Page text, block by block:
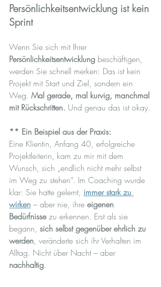
Persönlichkeitsentwicklung ist kein
Sprint
Wenn Sie sich mit Ihrer
Persönlichkeitsentwicklung beschäftigen,
werden Sie schnell merken: Das ist kein
Projekt mit Start und Ziel, sondern ein
Weg. Mal gerade, mal kurvig, manchmal
mit Rückschritten. Und genau das ist okay.
** Ein Beispiel aus der Praxis:
Eine Klientin, Anfang 40, erfolgreiche
Projektleiterin, kam zu mir mit dem
Wunsch, sich „endlich nicht mehr selbst
im Weg zu stehen“. Im Coaching wurde
klar: Sie hatte gelernt, immer stark zu
wirken – aber nie, ihre eigenen
Bedürfnisse zu erkennen. Erst als sie
begann, sich selbst gegenüber ehrlich zu
werden, veränderte sich ihr Verhalten im
Alltag. Nicht über Nacht – aber
nachhaltig.